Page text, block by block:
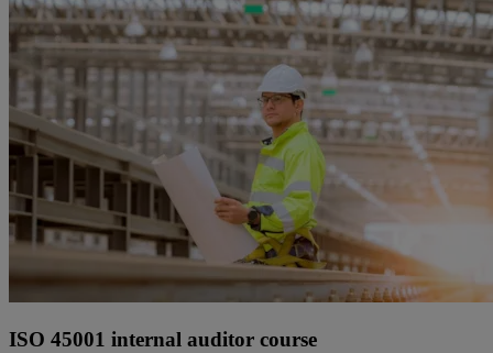
ISO 45001 internal auditor course